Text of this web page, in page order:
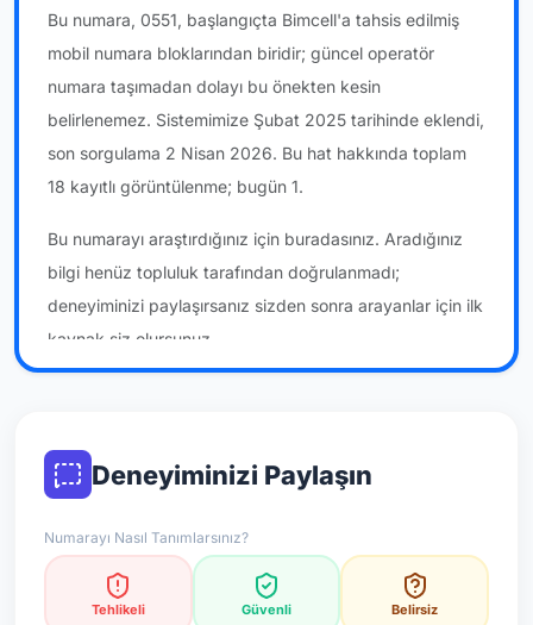
Bu numara, 0551, başlangıçta Bimcell'a tahsis edilmiş
mobil numara bloklarından biridir; güncel operatör
numara taşımadan dolayı bu önekten kesin
belirlenemez. Sistemimize Şubat 2025 tarihinde eklendi,
son sorgulama 2 Nisan 2026. Bu hat hakkında toplam
18 kayıtlı görüntülenme; bugün 1.
Bu numarayı araştırdığınız için buradasınız. Aradığınız
bilgi henüz topluluk tarafından doğrulanmadı;
deneyiminizi paylaşırsanız sizden sonra arayanlar için ilk
kaynak siz olursunuz.
Deneyiminizi Paylaşın
Numarayı Nasıl Tanımlarsınız?
Tehlikeli Güvenli Belirsiz